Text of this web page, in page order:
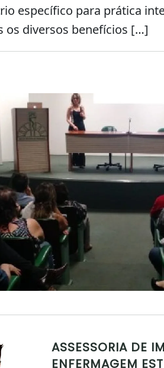
específico para prática
os diversos benefícios […]
ASSESSORIA DE
ENFERMAGEM